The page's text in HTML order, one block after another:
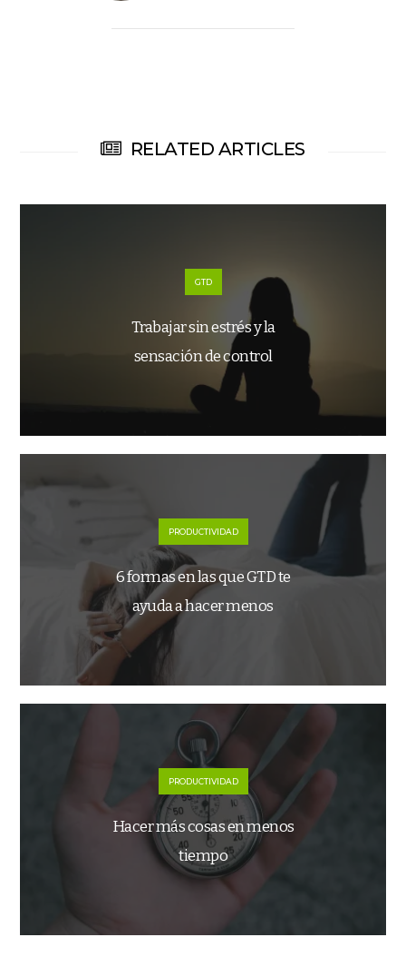
RELATED ARTICLES
GTD
Trabajar sin estrés y la
sensación de control
PRODUCTIVIDAD
6 formas en las que GTD te
ayuda a hacer menos
PRODUCTIVIDAD
Hacer más cosas en menos
tiempo